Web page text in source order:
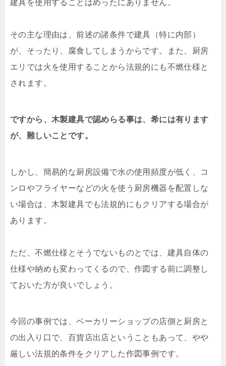
建具を使用することはめったにありません。
その主な理由は、前述の諸条件で建具（特に内部）
が、そったり、腐食してしまうからです。また、厨房
エリでは火を使用することから法規的にも不燃仕様と
されます。
ですから、木製建具で認めらる事は、希には有ります
が、難しいことです。
しかし、簡易的な厨房設備で水の使用頻度が低く、コ
ンロやフライヤーなどの火を使う厨房機器を配置しな
い場合は、木製建具でも法規的にもクリアする場合が
あります。
ただ、不燃仕様とそうでないものとでは、建具自体の
仕様や納めも変わってくるので、作図する前に調整し
ておいた方が良いでしょう。
今回の事例では、ベーカリーショップの店側と厨房と
の出入り口で、百貨店出店ということもあって、やや
厳しい法規的条件をクリアした作図事例です。